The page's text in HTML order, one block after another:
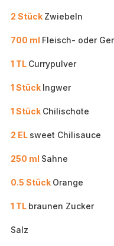
2 Stück Zwiebeln
700 ml Fleisch- oder
1 TL Currypulver
1 Stück Ingwer
1 Stück Chilischote
2 EL sweet Chilisauce
250 ml Sahne
0.5 Stück Orange
1 TL braunen Zucker
Salz